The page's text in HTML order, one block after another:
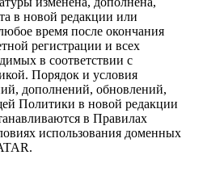
в новой редакции или
время после окончания
регистрации и всех
в соответствии с
Порядок и условия
дополнений, обновлений,
Политики в новой редакции
в Правилах
использования доменных